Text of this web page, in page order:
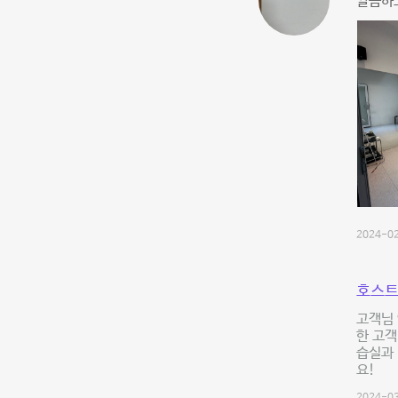
2024-
호스
고객님
한 고
습실과
요!